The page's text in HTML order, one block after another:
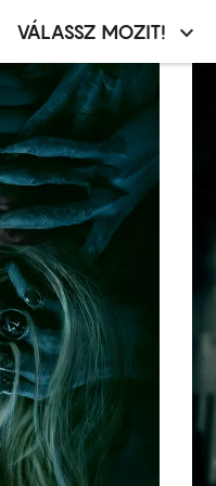
Moziválasztó
menü
VÁLASSZ MOZIT!